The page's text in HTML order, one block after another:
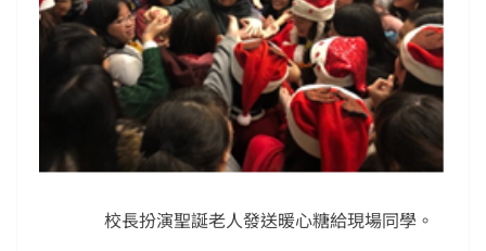
校長扮演聖誕老人發送暖心糖給現場同學。